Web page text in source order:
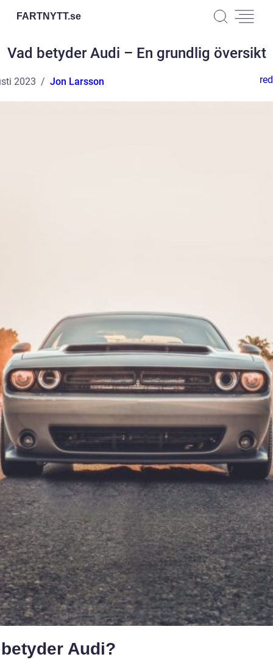
FARTNYTT.se
Vad betyder Audi – En grundlig översikt
2023 Jon Larsson
Audi?